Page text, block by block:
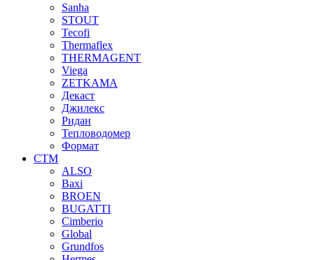
Sanha
STOUT
Tecofi
Thermaflex
THERMAGENT
Viega
ZETKAMA
Декаст
Джилекс
Ридан
Тепловодомер
Формат
СТМ
ALSO
Baxi
BROEN
BUGATTI
Cimberio
Global
Grundfos